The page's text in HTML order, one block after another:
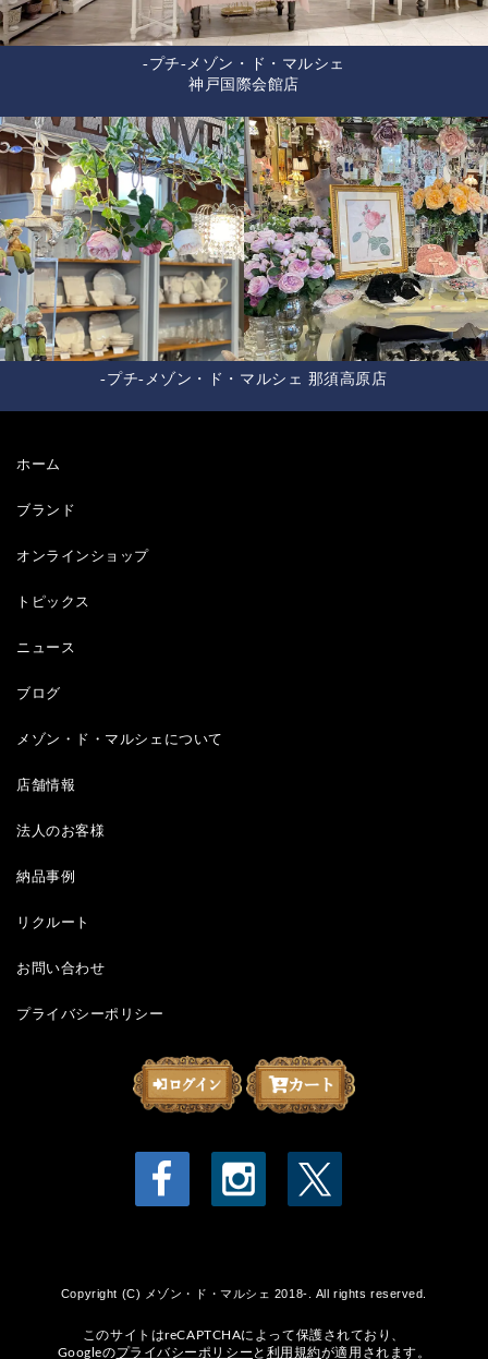
-プチ-メゾン・ド・マルシェ
神戸国際会館店
-プチ-メゾン・ド・マルシェ 那須高原店
ホーム
ブランド
オンラインショップ
トピックス
ニュース
ブログ
メゾン・ド・マルシェについて
店舗情報
法人のお客様
納品事例
リクルート
お問い合わせ
プライバシーポリシー
Copyright (C) メゾン・ド・マルシェ 2018-. All rights reserved.
このサイトはreCAPTCHAによって保護されており、
Googleのプライバシーポリシー と 利用規約が適用されます。